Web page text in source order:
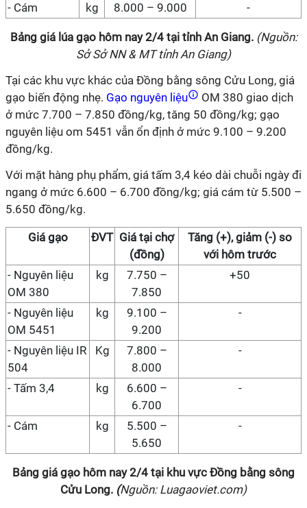
- Cám
kg 8.000 – 9.000 -
Bảng giá lúa gạo hôm nay2/4tại tỉnh An Giang.(Nguồn:
SởSở NN & MT tỉnh An Giang)
Tại các khu vực khác của Đồng bằng sông Cửu Long, giá
gạo biến động nhẹ. Gạo nguyên liệu
OM 380 giao dịch
ở mức 7.700 – 7.850 đồng/kg, tăng 50 đồng/kg; gạo
nguyên liệu om 5451 vẫn ổn định ở mức 9.100 – 9.200
đồng/kg.
Với mặt hàng phụ phẩm, giá tấm 3,4 kéo dài chuỗi ngày đi
ngang ở mức 6.600 – 6.700 đồng/kg; giá cám từ 5.500 –
5.650 đồng/kg.
Giá gạo ĐVT Giá tại chợ
(đồng)
Tăng (+), giảm (-) so
với hôm trước
- Nguyên liệu
OM 380
kg
7.750 –
7.850
+50
- Nguyên liệu
OM 5451
kg
9.100 –
9.200
-
- Nguyên liệu IR
504
Kg
7.800 –
8.000
-
- Tấm 3,4 kg
6.600 –
6.700
-
- Cám kg
5.500 –
5.650
-
Bảng giá gạo hôm nay2/4 tại khu vực Đồng bằng sông
Cửu Long. (Nguồn: Luagaoviet.com)